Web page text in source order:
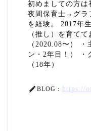
初めましての方は
夜間保育士→グラ
を経験。 2017年
（推し）を育て
（2020.08〜）
ン・2年目！） ・
（18年）
BLOG： https://